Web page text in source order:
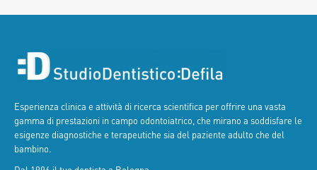
Esperienza clinica e attività di ricerca scientifica per offrire una vasta
gamma di prestazioni in campo odontoiatrico, che mirano a soddisfare le
esigenze diagnostiche e terapeutiche sia del paziente adulto che del
bambino.